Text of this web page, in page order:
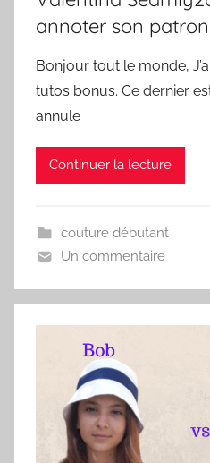
annoter son patron
Bonjour tout le monde,
tutos bonus. Ce dernier
annule
Continuer la lecture
couture débutant
Un commentaire